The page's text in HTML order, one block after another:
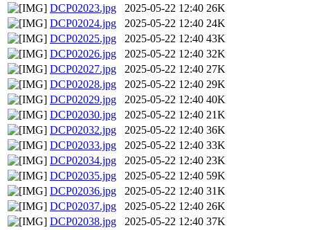
DCP02023.jpg
2025-05-22 12:40 26K
DCP02024.jpg
2025-05-22 12:40 24K
DCP02025.jpg
2025-05-22 12:40 43K
DCP02026.jpg
2025-05-22 12:40 32K
DCP02027.jpg
2025-05-22 12:40 27K
DCP02028.jpg
2025-05-22 12:40 29K
DCP02029.jpg
2025-05-22 12:40 40K
DCP02030.jpg
2025-05-22 12:40 21K
DCP02032.jpg
2025-05-22 12:40 36K
DCP02033.jpg
2025-05-22 12:40 33K
DCP02034.jpg
2025-05-22 12:40 23K
DCP02035.jpg
2025-05-22 12:40 59K
DCP02036.jpg
2025-05-22 12:40 31K
DCP02037.jpg
2025-05-22 12:40 26K
DCP02038.jpg
2025-05-22 12:40 37K